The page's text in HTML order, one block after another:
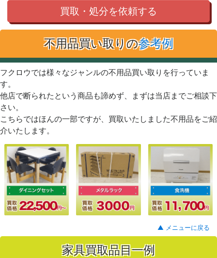
買取・処分を依頼する
不用品買い取りの参考例
フクロウでは様々なジャンルの不用品買い取りを行っていま
す。
他店で断られたという商品も諦めず、まずは当店までご相談下
さい。
こちらではほんの一部ですが、買取いたしました不用品をご紹
介いたします。
▲ メニューに戻る
家具買取品目一例